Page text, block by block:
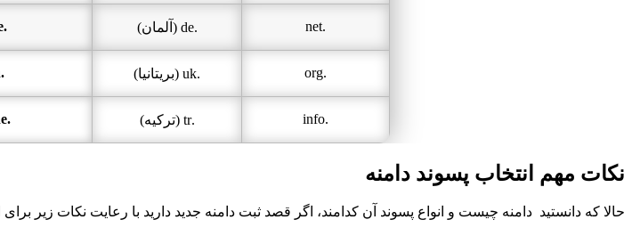
.net .de (آلمان) .store
.org .uk (بریتانیا) .tech
.info .tr (ترکیه) .online
نکات مهم انتخاب پسوند دامنه
حالا که دانستید دامنه چیست و انواع پسوند آن کدامند، اگر قصد ثبت دامنه جدید دارید با رعایت نکات زیر